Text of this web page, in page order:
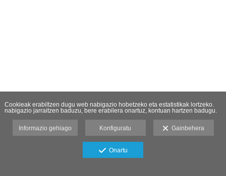
Cookieak erabiltzen dugu web nabigazio hobetzeko eta estatistikak lortzeko.
nabigazio jarraitzen baduzu, bere erabilera onartuz, kontuan hartzen badugu.
Informazio gehiago Konfiguratu Gainbehera
Onartu